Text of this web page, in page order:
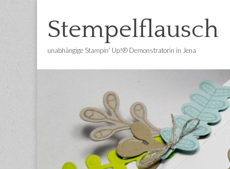
Stempelflausch
unabhängige Stampin' Up!® Demonstratorin in Jena